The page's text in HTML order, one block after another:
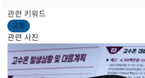
관련 키워드
국회
관련 사진